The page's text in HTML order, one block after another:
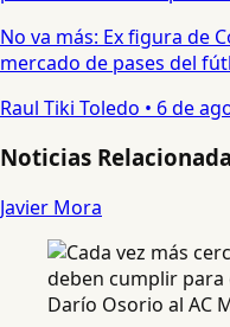
No va más: Ex figura de
mercado de pases del
Raul Tiki Toledo • 6 de
Noticias
Javier Mora